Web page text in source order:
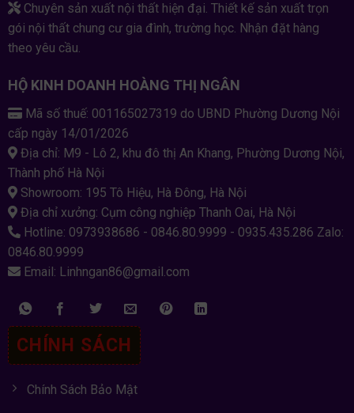
Chuyên sản xuất nội thất hiện đại. Thiết kế sản xuất trọn
gói nội thất chung cư gia đình, trường học. Nhận đặt hàng
theo yêu cầu.
HỘ KINH DOANH HOÀNG THỊ NGÂN
Mã số thuế: 001165027319 do UBND Phường Dương Nội
cấp ngày 14/01/2026
Địa chỉ: M9 - Lô 2, khu đô thị An Khang, Phường Dương Nội,
Thành phố Hà Nội
Showroom: 195 Tô Hiệu, Hà Đông, Hà Nội
Địa chỉ xưởng: Cụm công nghiệp Thanh Oai, Hà Nội
Hotline: 0973938686 - 0846.80.9999 - 0935.435.286 Zalo:
0846.80.9999
Email: Linhngan86@gmail.com
CHÍNH SÁCH
Chính Sách Bảo Mật